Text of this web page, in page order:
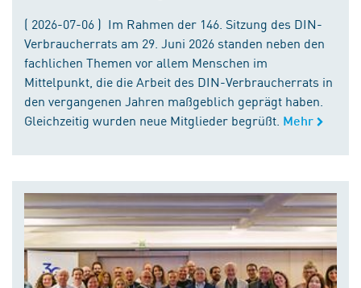
( 2026-07-06 ) Im Rahmen der 146. Sitzung des DIN-
Verbraucherrats am 29. Juni 2026 standen neben den
fachlichen Themen vor allem Menschen im
Mittelpunkt, die die Arbeit des DIN-Verbraucherrats in
den vergangenen Jahren maßgeblich geprägt haben.
Gleichzeitig wurden neue Mitglieder begrüßt. Mehr